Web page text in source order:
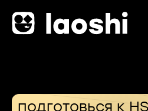
подготовься к